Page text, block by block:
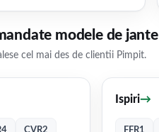
modele de jante
cel mai des de clientii Pimpit.
Ispiri→